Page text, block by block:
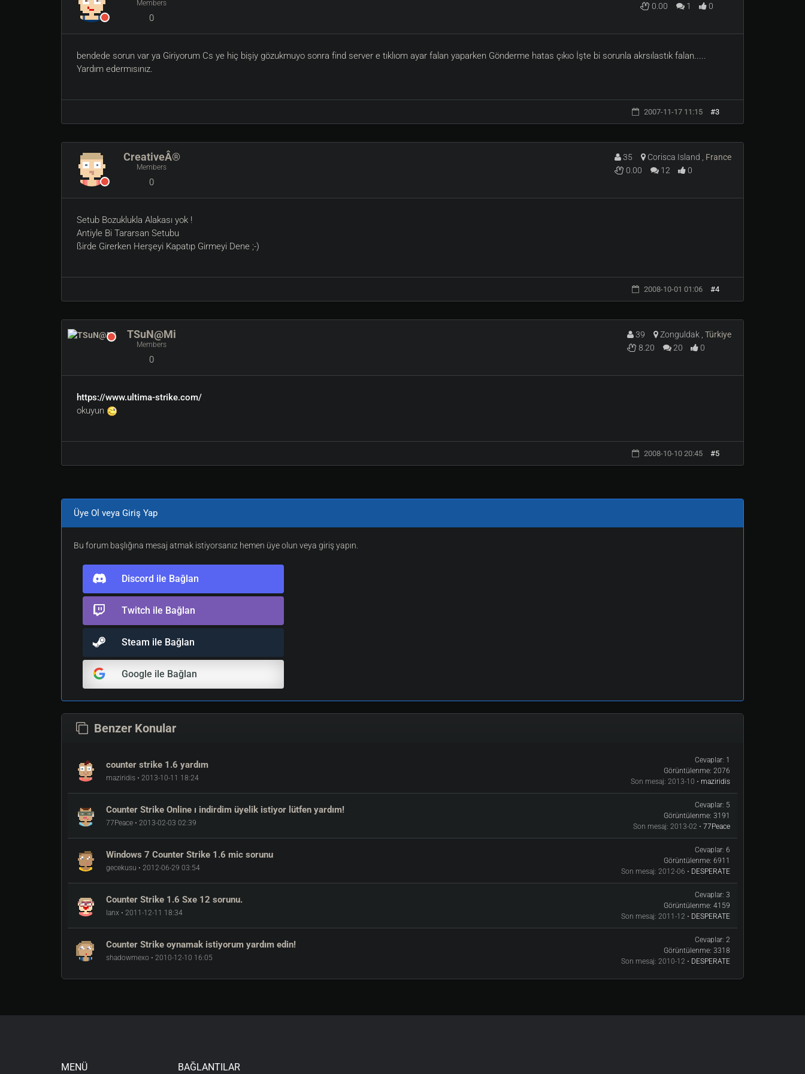
Members
0
0.00
1 0
bendede sorun var ya Giriyorum Cs ye hiç bişiy gözukmuyo sonra find server e tıklıom ayar falan yaparken Gönderme hatas çıkıo İşte bi sorunla akrsılastık falan.....
Yardım edermısınız.
2007-11-17 11:15 #3
CreativeÂ®
Members
0
35 Corisca Island , France
0.00
12 0
Setub Bozuklukla Alakası yok !
Antiyle Bi Tararsan Setubu
ßirde Girerken Herşeyi Kapatıp Girmeyi Dene ;-)
2008-10-01 01:06 #4
TSuN@Mi
Members
0
39 Zonguldak , Türkiye
8.20
20 0
https://www.ultima-strike.com/
okuyun
2008-10-10 20:45 #5
Üye Ol veya Giriş Yap
Bu forum başlığına mesaj atmak istiyorsanız hemen üye olun veya giriş yapın.
Discord ile Bağlan
Twitch ile Bağlan
Steam ile Bağlan
Google ile Bağlan
Benzer Konular
counter strike 1.6 yardım
maziridis • 2013-10-11 18:24
Cevaplar: 1
Görüntülenme: 2076
Son mesaj: 2013-10 • maziridis
Counter Strike Online ı indirdim üyelik istiyor lütfen yardım!
77Peace • 2013-02-03 02:39
Cevaplar: 5
Görüntülenme: 3191
Son mesaj: 2013-02 • 77Peace
Windows 7 Counter Strike 1.6 mic sorunu
gecekusu • 2012-06-29 03:54
Cevaplar: 6
Görüntülenme: 6911
Son mesaj: 2012-06 • DESPERATE
Counter Strike 1.6 Sxe 12 sorunu.
lanx • 2011-12-11 18:34
Cevaplar: 3
Görüntülenme: 4159
Son mesaj: 2011-12 • DESPERATE
Counter Strike oynamak istiyorum yardım edin!
shadowmexo • 2010-12-10 16:05
Cevaplar: 2
Görüntülenme: 3318
Son mesaj: 2010-12 • DESPERATE
MENÜ BAĞLANTILAR